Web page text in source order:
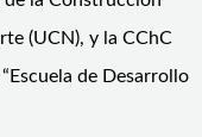
(UCN), y la CChC
de Desarrollo